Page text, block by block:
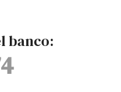
banco: